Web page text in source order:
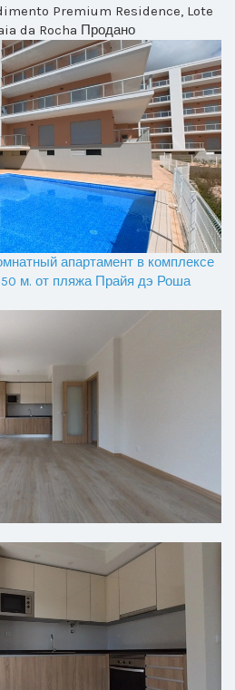
Premium Residence, Lote
da Rocha Продано
апартамент в комплексе
м. от пляжа Прайя дэ Роша